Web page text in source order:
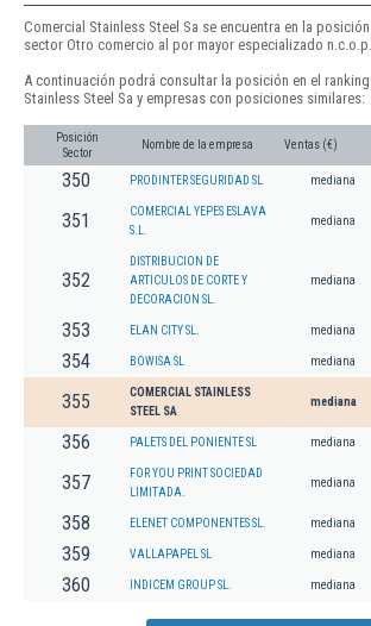
Comercial Stainless Steel Sa se encuentra en la
sector Otro comercio al por mayor especializado n.c.o.p..
A continuación podrá consultar la posición en el ranking
Stainless Steel Sa y empresas con posiciones similares:
Posición
Sector
Nombre de la empresa Ventas (€)
350 PRODINTER SEGURIDAD SL mediana
351
COMERCIAL YEPES ESLAVA
S.L.
mediana
352
DISTRIBUCION DE
ARTICULOS DE CORTE Y
DECORACION SL.
mediana
353 ELAN CITY SL. mediana
354 BOWISA SL mediana
355
COMERCIAL STAINLESS
STEEL SA
mediana
356 PALETS DEL PONIENTE SL mediana
357
FOR YOU PRINT SOCIEDAD
LIMITADA.
mediana
358 ELENET COMPONENTES SL. mediana
359 VALLAPAPEL SL mediana
360 INDICEM GROUP SL. mediana